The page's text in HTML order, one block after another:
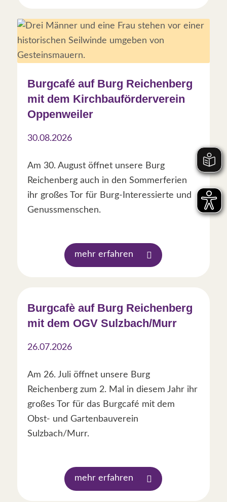
Burgcafé auf Burg Reichenberg
mit dem Kirchbauförderverein
Oppenweiler
30.08.2026
Am 30. August öffnet unsere Burg
Reichenberg auch in den Sommerferien
ihr großes Tor für Burg-Interessierte und
Genussmenschen.
mehr erfahren
Burgcafè auf Burg Reichenberg
mit dem OGV Sulzbach/Murr
26.07.2026
Am 26. Juli öffnet unsere Burg
Reichenberg zum 2. Mal in diesem Jahr ihr
großes Tor für das Burgcafé mit dem
Obst- und Gartenbauverein
Sulzbach/Murr.
mehr erfahren